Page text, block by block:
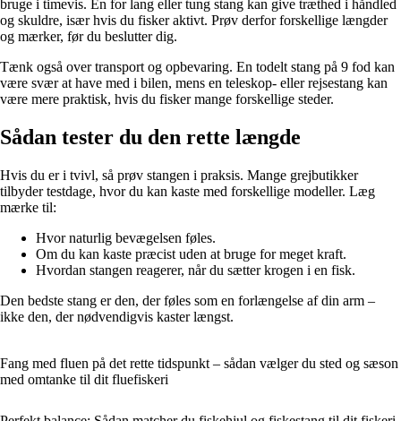
bruge i timevis. En for lang eller tung stang kan give træthed i håndled
og skuldre, især hvis du fisker aktivt. Prøv derfor forskellige længder
og mærker, før du beslutter dig.
Tænk også over transport og opbevaring. En todelt stang på 9 fod kan
være svær at have med i bilen, mens en teleskop- eller rejsestang kan
være mere praktisk, hvis du fisker mange forskellige steder.
Sådan tester du den rette længde
Hvis du er i tvivl, så prøv stangen i praksis. Mange grejbutikker
tilbyder testdage, hvor du kan kaste med forskellige modeller. Læg
mærke til:
Hvor naturlig bevægelsen føles.
Om du kan kaste præcist uden at bruge for meget kraft.
Hvordan stangen reagerer, når du sætter krogen i en fisk.
Den bedste stang er den, der føles som en forlængelse af din arm –
ikke den, der nødvendigvis kaster længst.
Fang med fluen på det rette tidspunkt – sådan vælger du sted og sæson
med omtanke til dit fluefiskeri